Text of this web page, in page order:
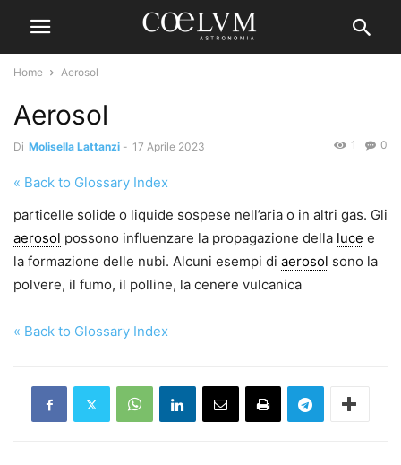
Home Aerosol
Aerosol
Di Molisella Lattanzi - 17 Aprile 2023 0
1
« Back to Glossary Index
particelle solide o liquide sospese nell’aria o in altri gas. Gli
aerosol possono influenzare la propagazione della luce e
la formazione delle nubi. Alcuni esempi di aerosol sono la
polvere, il fumo, il polline, la cenere vulcanica
« Back to Glossary Index